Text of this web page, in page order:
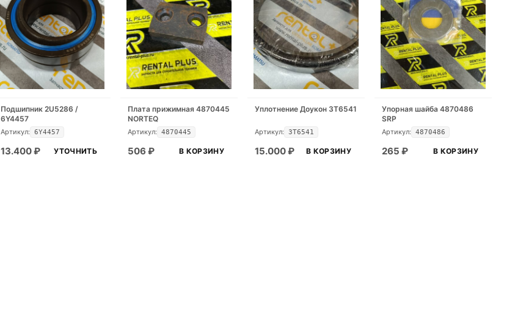
Подшипник 2U5286 /
6Y4457
Артикул: 6Y4457
13.400₽ УТОЧНИТЬ
Плата прижимная 4870445
NORTEQ
Артикул: 4870445
506 ₽ В КОРЗИНУ
Уплотнение Доукон 3T6541
Артикул: 3T6541
15.000₽ В КОРЗИНУ
Упорная шайба 4870486
SRP
Артикул: 4870486
265 ₽ В КОРЗИНУ